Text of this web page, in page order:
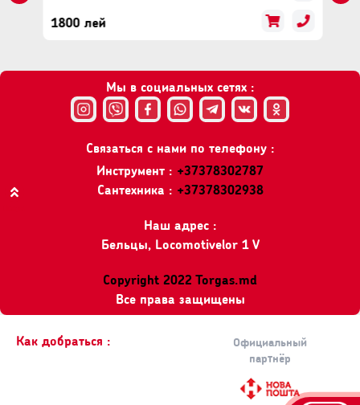
1800 лей
Мы в социальных сетях :
Связаться с нами по телефону :
Инструмент : +37378302787
Сантехника : +37378302938
Наш адрес :
Бельцы, Locomotivelor 1 V
Copyright 2022 Torgas.md
Все права защищены
Как добраться :
Официальный
партнёр